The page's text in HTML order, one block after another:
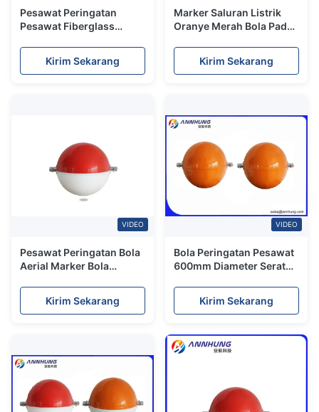
Pesawat Peringatan
Pesawat Fiberglass
Lintas Sungai
Kirim Sekarang
Marker Saluran Listrik
Oranye Merah Bola Pada
Kirim Sekarang
VIDEO
Pesawat Peringatan Bola
Aerial Marker Bola
304 Fasteners 3mm tebal
dan berat 6,9Kg
Kirim Sekarang
VIDEO
Bola Peringatan Pesawat
600mm Diameter Serat
Poliester
Kirim Sekarang